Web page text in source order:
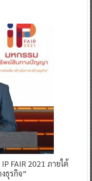
FAIR 2021 ภายใต้
ธุรกิจ”